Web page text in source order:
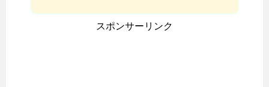
スポンサーリンク